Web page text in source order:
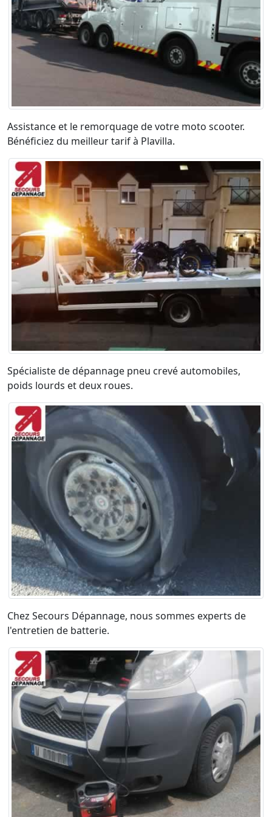
Assistance et le remorquage de votre moto scooter.
Bénéficiez du meilleur tarif à Plavilla.
Spécialiste de dépannage pneu crevé automobiles,
poids lourds et deux roues.
Chez Secours Dépannage, nous sommes experts de
l'entretien de batterie.